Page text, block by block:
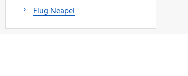
Flug Neapel